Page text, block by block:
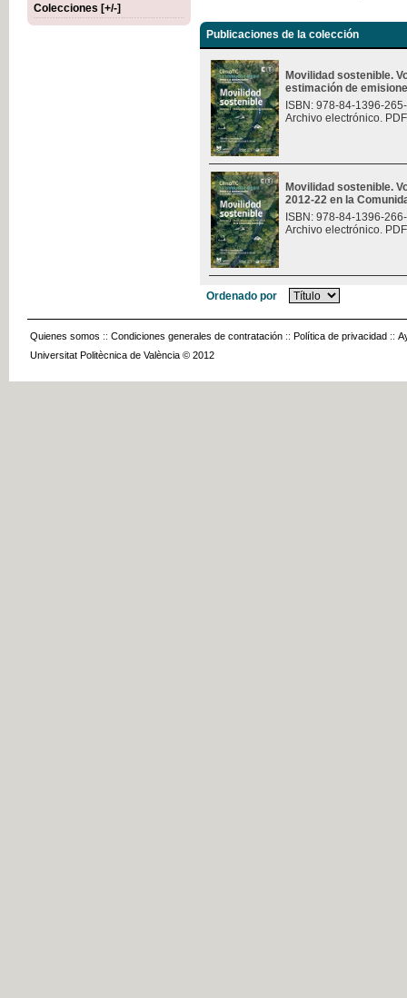
Colecciones [+/-]
Publicaciones de la colección
Movilidad sostenible.
estimación de
ISBN: 978-84-1396-
Archivo electrónico.
Movilidad sostenible.
2012-22 en la
ISBN: 978-84-1396-
Archivo electrónico.
Ordenado por
Quienes somos :: Condiciones generales de contratación :: Política de privacidad ::
Universitat Politècnica de València © 2012